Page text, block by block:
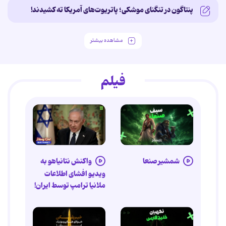
پنتاگون در تنگنای موشکی؛ پاتریوت‌های آمریکا ته کشیدند!
مشاهده بیشتر
فیلم
شمشیر صنعا
واکنش نتانیاهو به
ویدیو افشای اطلاعات
ملانیا ترامپ توسط ایران!